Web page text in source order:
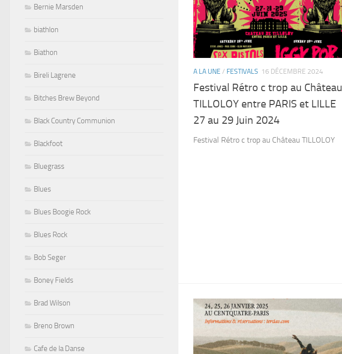
A LA UNE / FESTIVALS 16 DÉCEMBRE 2024
Festival Rétro c trop au Château
TILLOLOY entre PARIS et LILLE
27 au 29 Juin 2024
Festival Rétro c trop au Château TILLOLOY
Bernie Marsden
biathlon
Biathon
Bireli Lagrene
Bitches Brew Beyond
Black Country Communion
Blackfoot
Bluegrass
Blues
Blues Boogie Rock
Blues Rock
Bob Seger
Boney Fields
Brad Wilson
Breno Brown
Cafe de la Danse